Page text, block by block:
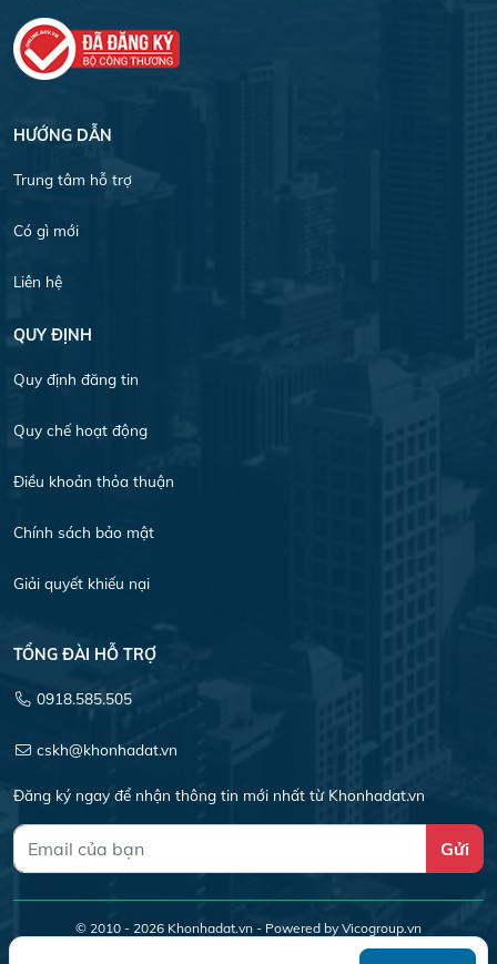
HƯỚNG DẪN
Trung tâm hỗ trợ
Có gì mới
Liên hệ
QUY ĐỊNH
Quy định đăng tin
Quy chế hoạt động
Điều khoản thỏa thuận
Chính sách bảo mật
Giải quyết khiếu nại
TỔNG ĐÀI HỖ TRỢ
0918.585.505
cskh@khonhadat.vn
Đăng ký ngay để nhận thông tin mới nhất từ Khonhadat.vn
Gửi
© 2010 - 2026 Khonhadat.vn - Powered by Vicogroup.vn